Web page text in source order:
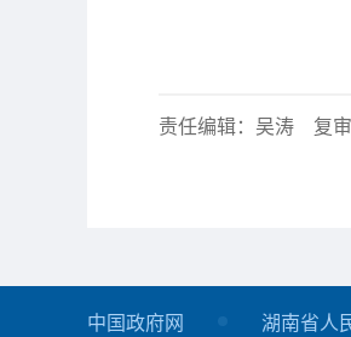
责任编辑：吴涛 复
中国政府网 湖南省人